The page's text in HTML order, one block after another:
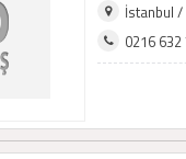
İstanbul
0216 632